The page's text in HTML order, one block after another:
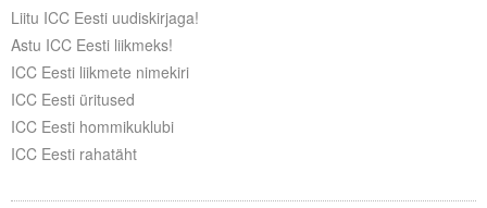
Liitu ICC Eesti uudiskirjaga!
Astu ICC Eesti liikmeks!
ICC Eesti liikmete nimekiri
ICC Eesti üritused
ICC Eesti hommikuklubi
ICC Eesti rahatäht